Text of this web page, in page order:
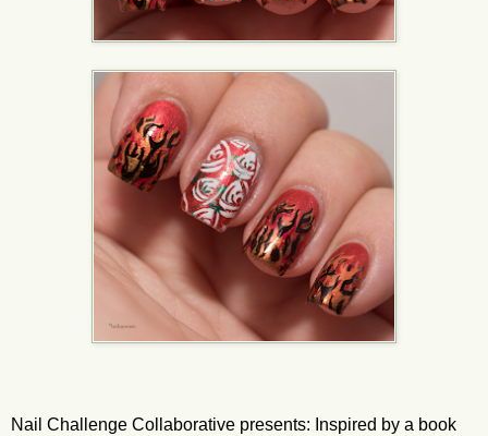
Nail Challenge Collaborative presents: Inspired by a book